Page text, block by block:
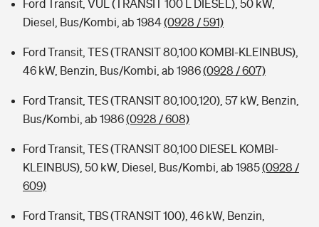
Ford Transit, VUL (TRANSIT 100 L DIESEL), 50 kW,
Diesel, Bus/Kombi, ab 1984(0928 / 591)
Ford Transit, TES (TRANSIT 80,100 KOMBI-KLEINBUS),
46 kW, Benzin, Bus/Kombi, ab 1986(0928 / 607)
Ford Transit, TES (TRANSIT 80,100,120), 57 kW, Benzin,
Bus/Kombi, ab 1986(0928 / 608)
Ford Transit, TES (TRANSIT 80,100 DIESEL KOMBI-
KLEINBUS), 50 kW, Diesel, Bus/Kombi, ab 1985(0928 /
609)
Ford Transit, TBS (TRANSIT 100), 46 kW, Benzin,